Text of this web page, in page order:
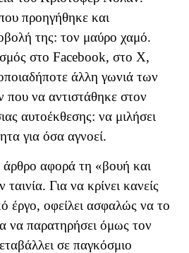
προηγήθηκε και
της: τον μαύρο χαμό.
στο Facebook, στο X,
άλλη γωνιά των
που να αντιστάθηκε στον
αυτοέκθεσης: να μιλήσει
για όσα αγνοεί.
άρθρο αφορά τη «βουή και
Για να κρίνει κανείς
έργο, οφείλει ασφαλώς να το
να παρατηρήσει όμως τον
σε παγκόσμιο